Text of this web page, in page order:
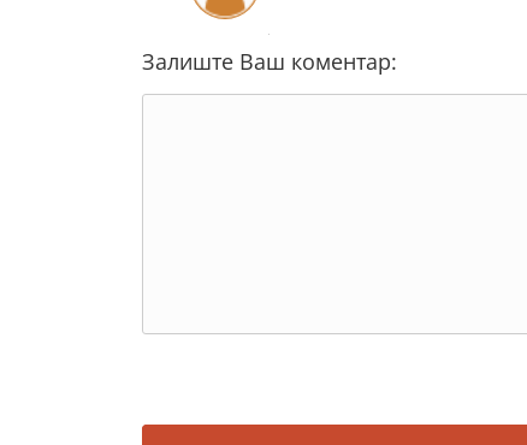
Залиште Ваш коментар: